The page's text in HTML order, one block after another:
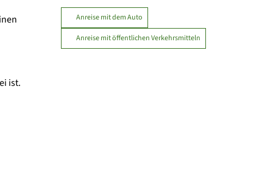
ist.
Anreise mit dem Auto
Anreise mit öffentlichen Verkehrsmitteln